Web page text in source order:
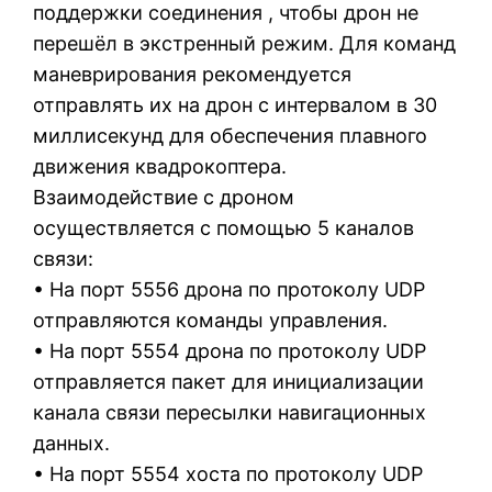
поддержки соединения , чтобы дрон не
перешёл в экстренный режим. Для команд
маневрирования рекомендуется
отправлять их на дрон с интервалом в 30
миллисекунд для обеспечения плавного
движения квадрокоптера.
Взаимодействие с дроном
осуществляется с помощью 5 каналов
связи:
• На порт 5556 дрона по протоколу UDP
отправляются команды управления.
• На порт 5554 дрона по протоколу UDP
отправляется пакет для инициализации
канала связи пересылки навигационных
данных.
• На порт 5554 хоста по протоколу UDP